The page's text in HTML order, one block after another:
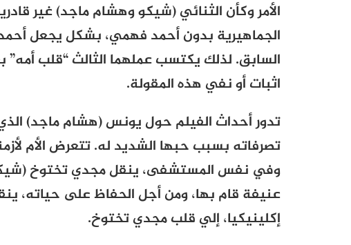
الأمر وكأن الثنائي (شيكو وهشام ماجد) غير
الجماهيرية بدون أحمد فهمي، بشكل يجعل
السابق. لذلك يكتسب عملهما الثالث “قلب
اثبات أو نفي هذه المقولة.
تدور أحداث الفيلم حول يونس (هشام ماجد)
تصرفاته بسبب حبها الشديد له. تتعرض الأم
وفي نفس المستشفى، ينقل مجدي تختوخ
عنيفة قام بها، ومن أجل الحفاظ على حياته،
إكلينيكيا، إلي قلب مجدي تختوخ.